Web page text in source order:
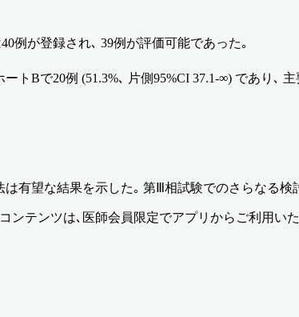
例が登録され､ 39例が評価可能であった｡
トBで20例 (51.3%､ 片側95%CI 37.1-∞) であり､
有望な結果を示した｡ 第Ⅲ相試験でのさらなる検
ンテンツは､医師会員限定でアプリからご利用い